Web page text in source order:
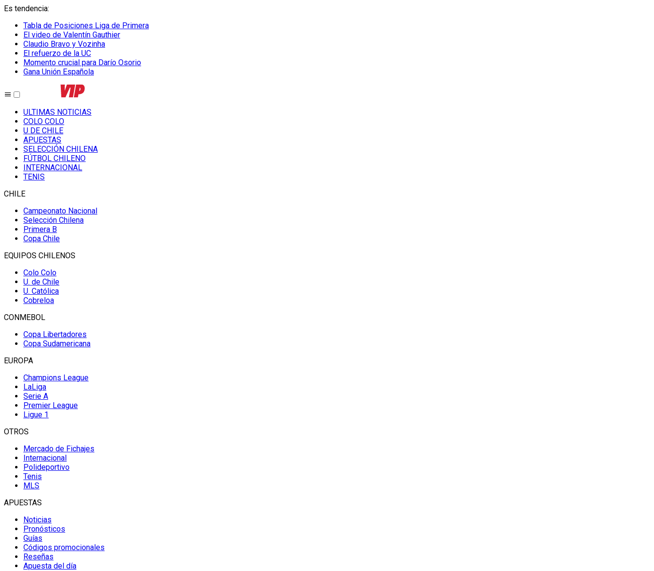
Es tendencia:
Tabla de Posiciones Liga de Primera
El video de Valentín Gauthier
Claudio Bravo y Vozinha
El refuerzo de la UC
Momento crucial para Darío Osorio
Gana Unión Española
ULTIMAS NOTICIAS
COLO COLO
U DE CHILE
APUESTAS
SELECCIÓN CHILENA
FÚTBOL CHILENO
INTERNACIONAL
TENIS
CHILE
Campeonato Nacional
Selección Chilena
Primera B
Copa Chile
EQUIPOS CHILENOS
Colo Colo
U. de Chile
U. Católica
Cobreloa
CONMEBOL
Copa Libertadores
Copa Sudamericana
EUROPA
Champions League
LaLiga
Serie A
Premier League
Ligue 1
OTROS
Mercado de Fichajes
Internacional
Polideportivo
Tenis
MLS
APUESTAS
Noticias
Pronósticos
Guías
Códigos promocionales
Reseñas
Apuesta del día